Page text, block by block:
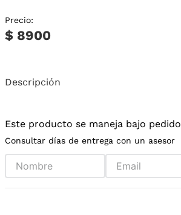
Precio:
$ 8900
Descripción
Este producto se maneja bajo pedido
Consultar días de entrega con un asesor